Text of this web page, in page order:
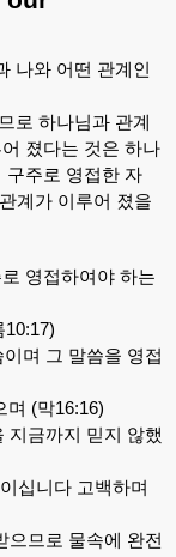
나와 어떤 관계인
로 하나님과 관계
졌다는 것은 하나
구주로 영접한 자
관계가 이루어 졌을
영접하여야 하는
10:17)
이며 그 말씀을 영접
며 (막16:16)
지금까지 믿지
않했
십니다 고백하며
으므로 물속에 완전